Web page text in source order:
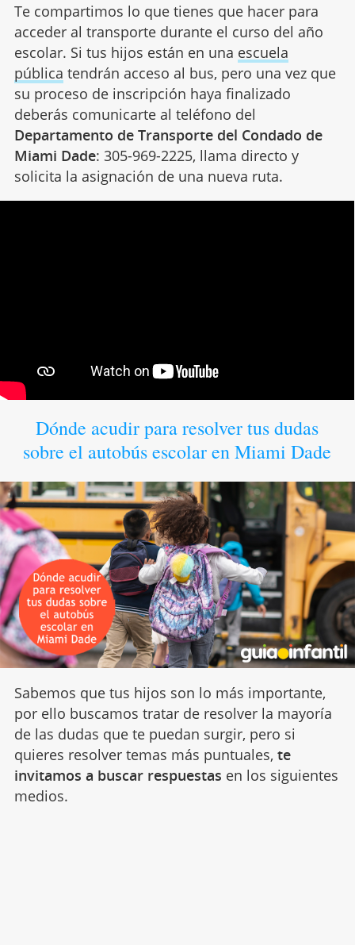
Te compartimos lo que tienes que hacer para
acceder al transporte durante el curso del año
escolar. Si tus hijos están en una escuela
pública tendrán acceso al bus, pero una vez que
su proceso de inscripción haya finalizado
deberás comunicarte al teléfono del
Departamento de Transporte del Condado de
Miami Dade: 305-969-2225, llama directo y
solicita la asignación de una nueva ruta.
Dónde acudir para resolver tus dudas
sobre el autobús escolar en Miami Dade
Sabemos que tus hijos son lo más importante,
por ello buscamos tratar de resolver la mayoría
de las dudas que te puedan surgir, pero si
quieres resolver temas más puntuales, te
invitamos a buscar respuestas en los siguientes
medios.